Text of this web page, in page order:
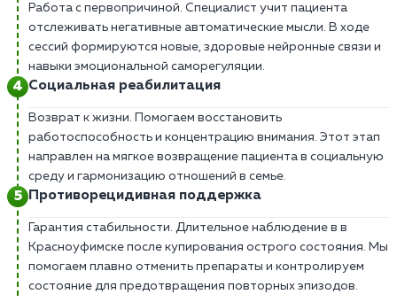
Работа с первопричиной. Специалист учит пациента
отслеживать негативные автоматические мысли. В ходе
сессий формируются новые, здоровые нейронные связи и
навыки эмоциональной саморегуляции.
Социальная реабилитация
Возврат к жизни. Помогаем восстановить
работоспособность и концентрацию внимания. Этот этап
направлен на мягкое возвращение пациента в социальную
среду и гармонизацию отношений в семье.
Противорецидивная поддержка
Гарантия стабильности. Длительное наблюдение в в
Красноуфимске после купирования острого состояния. Мы
помогаем плавно отменить препараты и контролируем
состояние для предотвращения повторных эпизодов.